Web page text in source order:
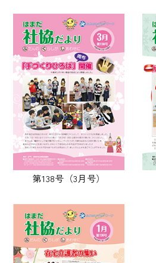
第138号（3月号）